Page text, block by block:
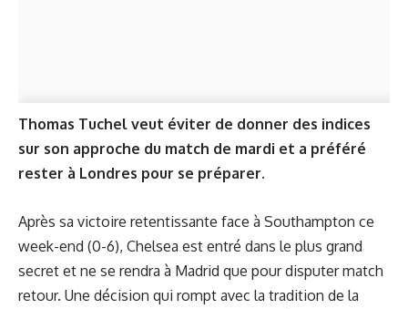
Thomas Tuchel veut éviter de donner des indices
sur son approche du match de mardi et a préféré
rester à Londres pour se préparer.
Après sa victoire retentissante face à Southampton ce
week-end (0-6), Chelsea est entré dans le plus grand
secret et ne se rendra à Madrid que pour disputer match
retour. Une décision qui rompt avec la tradition de la